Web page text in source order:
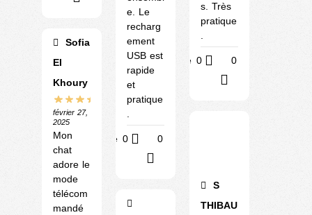
Sofia
El
Khoury
février 27,
2025
Mon
chat
adore le
mode
télécom
mandé
e. Le
recharg
ement
USB est
rapide
et
pratique
.
Utile 0 0
s. Très
pratique
.
Utile 0 0
S
THIBAU